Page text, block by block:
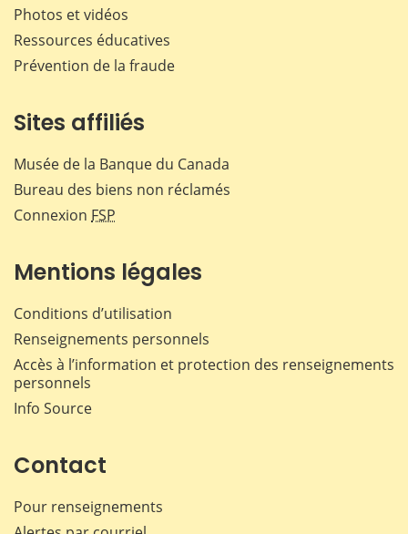
Photos et vidéos
Ressources éducatives
Prévention de la fraude
Sites affiliés
Musée de la Banque du Canada
Bureau des biens non réclamés
Connexion FSP
Mentions légales
Conditions d’utilisation
Renseignements personnels
Accès à l’information et protection des renseignements
personnels
Info Source
Contact
Pour renseignements